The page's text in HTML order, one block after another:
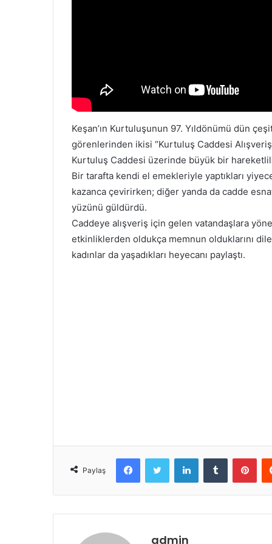
Keşan’ın Kurtuluşunun 97. Yıldönümü dün
görenlerinden ikisi “Kurtuluş Caddesi
Kurtuluş Caddesi üzerinde büyük bir
Bir tarafta kendi el emekleriyle yaptıkları
kazanca çevirirken; diğer yanda da cadde
yüzünü güldürdü.
Caddeye alışveriş için gelen vatandaşlara
etkinliklerden oldukça memnun olduklarını
kadınlar da yaşadıkları heyecanı paylaştı.
Paylaş
FacebookTwitter LinkedInTumblr
admin